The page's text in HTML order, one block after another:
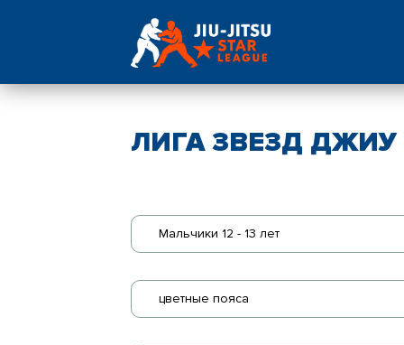
ЛИГА ЗВЕЗД
Мальчики 12 - 13 лет
цветные пояса